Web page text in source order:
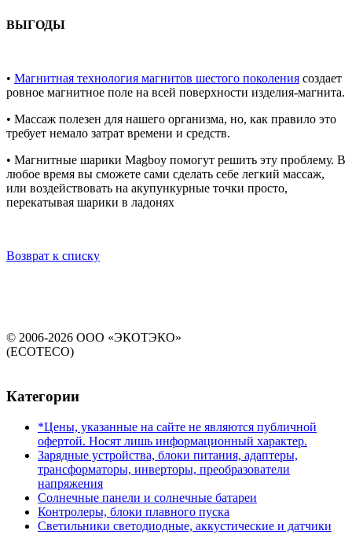
ВЫГОДЫ
• Магнитная технология магнитов шестого поколения создает
ровное магнитное поле на всей поверхности изделия-магнита.
• Массаж полезен для нашего организма, но, как правило это
требует немало затрат времени и средств.
• Магнитные шарики Magboy помогут решить эту проблему. В
любое время вы сможете сами сделать себе легкий массаж,
или воздействовать на акупункурные точки просто,
перекатывая шарики в ладонях
Возврат к списку
© 2006-2026 ООО «ЭКОТЭКО»
(ECOTECO)
Категории
*Цены, указанные на сайте не являются публичной
офертой. Носят лишь информационный характер.
Зарядные устройства, блоки питания, адаптеры,
трансформаторы, инверторы, преобразователи
напряжения
Солнечные панели и солнечные батареи
Контролеры, блоки плавного пуска
Светильники светодиодные, аккустические и датчики